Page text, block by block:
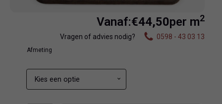
Vanaf:€44,50per m2
Vragen of advies nodig? 0598 - 43 03 13
Afmeting